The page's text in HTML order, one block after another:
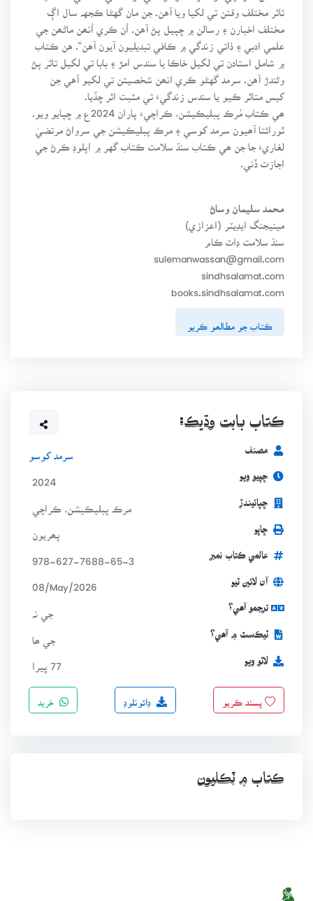
تاثر مختلف وقتن تي لکيا ويا آهن. جن مان گهڻا ڪجهہ سال اڳ
مختلف اخبارن ۽ رسالن ۾ ڇپيل پڻ آهن. اُن ڪري اُنھن ماڻھن جي
علمي ادبي ۽ ذاتي زندگي ۾ ڪافي تبديليون آيون آهن“. هن ڪتاب
۾ شامل استادن تي لکيل خاڪا يا سندس امڙ ۽ بابا تي لکيل تاثر پڻ
وڻندڙ آهن. سرمد گهڻو ڪري انھن شخصيتن تي لکيو آهي جن
کيس متاثر ڪيو يا سندس زندگيءَ تي مثبت اثر ڇڏيا.
ھي ڪتاب مُرڪ پبليڪيشن، ڪراچيءَ پاران 2024ع ۾ ڇپايو ويو.
ٿورائتا آھيون سرمد کوسي ۽ مرڪ پبليڪيشن جي سرواڻ مرتضيٰ
لغاريءَ جا جن ھي ڪتاب سنڌ سلامت ڪتاب گهر ۾ اپلوڊ ڪرڻ جي
اجازت ڏني.
محمد سليمان وساڻ
مينيجنگ ايڊيٽر (اعزازي)
سنڌ سلامت ڊاٽ ڪام
sulemanwassan@gmail.com
ڪتاب جو مطالعو ڪريو
ڪتاب بابت وڌيڪ:
مصنف سرمد کوسو
ڇپيو ويو 2024
ڇپائيندڙ مرڪ پبليڪيشن، ڪراچي
ڇاپو
عالمي ڪتاب نمبر 978-627-7688-65-3
آن لائين ٿيو 08/May/2026
ترجمو آھي؟
ٽيڪسٽ ۾ آھي؟ جي ھا
لاٿو ويو 77 ڀيرا
پسند ڪريو ڊائونلوڊ
ڪتاب ۾ ٽِڪليون